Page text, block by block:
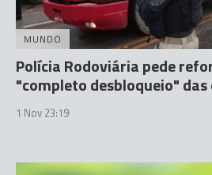
MUNDO
Polícia Rodoviária pede
"completo desbloqueio"
1 Nov 23:19